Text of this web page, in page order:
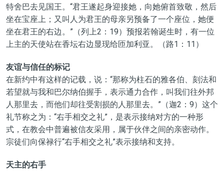
特舍巴去见国王。“君王遂起身迎接她，向她俯首致敬，然后
坐在宝座上；又叫人为君王的母亲另预备了一个座位，她便
坐在君王的右边。”（列上2：19）预报若翰诞生时，有一位
上主的天使站在香坛右边显现给匝加利亚。（路1：11）
友谊与信任的标记
在新约中有这样的记载，说：“那称为柱石的雅各伯、刻法和
若望就与我和巴尔纳伯握手，表示通力合作，叫我们往外邦
人那里去，而他们却往受割损的人那里去。”（迦2：9）这个
礼节称之为：“右手相交之礼”，是表示接纳对方的一种形
式，在教会中普遍被信友采用，属于伙伴之间的亲密动作。
宗徒们向保禄行“右手相交之礼”表示接纳和支持。
天主的右手